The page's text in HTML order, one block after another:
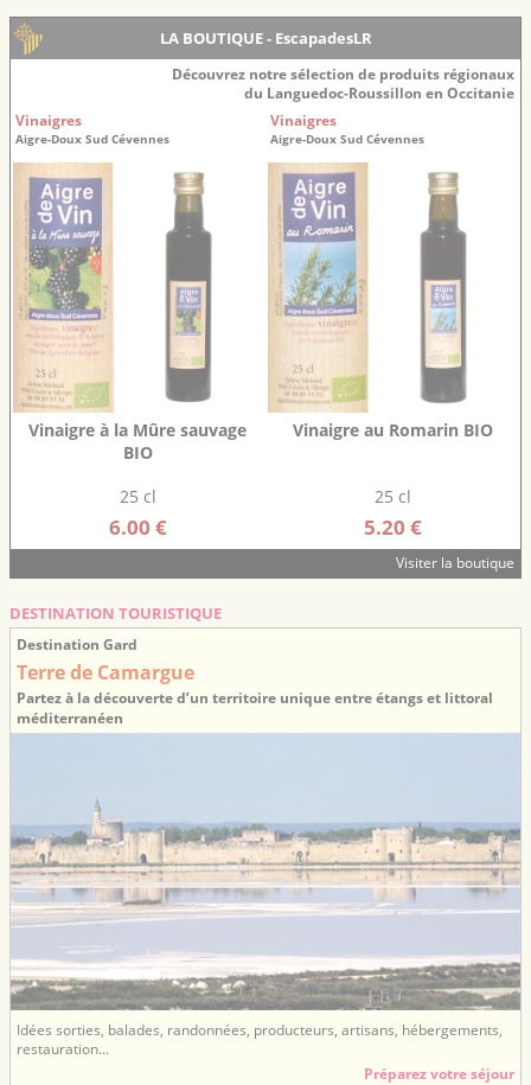
LA BOUTIQUE - EscapadesLR
Découvrez notre sélection de produits régionaux
du Languedoc-Roussillon en Occitanie
Vinaigres
Aigre-Doux Sud Cévennes
Vinaigre à la Mûre sauvage
BIO
25 cl
6.00 €
Vinaigres
Aigre-Doux Sud Cévennes
Vinaigre au Romarin BIO
25 cl
5.20 €
Visiter la boutique
DESTINATION TOURISTIQUE
Destination Gard
Terre de Camargue
Partez à la découverte d’un territoire unique entre étangs et littoral
méditerranéen
Idées sorties, balades, randonnées, producteurs, artisans, hébergements,
restauration...
Préparez votre séjour